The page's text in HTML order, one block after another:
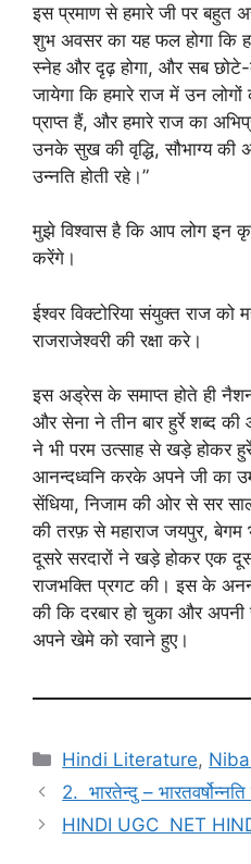
इस प्रमाण से हमारे जी पर बहुत
शुभ अवसर का यह फल होगा कि
स्नेह और दृढ़ होगा, और सब छोटे-
जायेगा कि हमारे राज में उन
प्राप्त हैं, और हमारे राज का
उनके सुख की वृद्धि, सौभाग्य की
उन्नति होती रहे।”
मुझे विश्वास है कि आप लोग इन
करेंगे।
ईश्वर विक्टोरिया संयुक्त राज को
राजराजेश्वरी की रक्षा करे।
इस अड्रेस के समाप्त होते ही
और सेना ने तीन बार हुर्रे शब्द
ने भी परम उत्साह से खड़े होकर
आनन्दध्वनि करके अपने जी का
सेंधिया, निजाम की ओर से सर
की तरफ़ से महाराज जयपुर, बेगम
दूसरे सरदारों ने खड़े होकर एक
राजभक्ति प्रगट की। इस के
की कि दरबार हो चुका और अपनी
अपने खेमे को रवाने हुए।
Categories
Hindi Literature,
2. भारतेन्दु –
HINDI UGC NET